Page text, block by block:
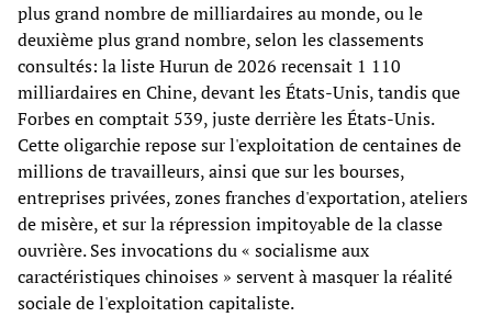
plus grand nombre de milliardaires au monde, ou le
deuxième plus grand nombre, selon les classements
consultés: la liste Hurun de 2026 recensait 1 110
milliardaires en Chine, devant les États-Unis, tandis que
Forbes en comptait 539, juste derrière les États-Unis.
Cette oligarchie repose sur l'exploitation de centaines de
millions de travailleurs, ainsi que sur les bourses,
entreprises privées, zones franches d'exportation, ateliers
de misère, et sur la répression impitoyable de la classe
ouvrière. Ses invocations du « socialisme aux
caractéristiques chinoises » servent à masquer la réalité
sociale de l'exploitation capitaliste.